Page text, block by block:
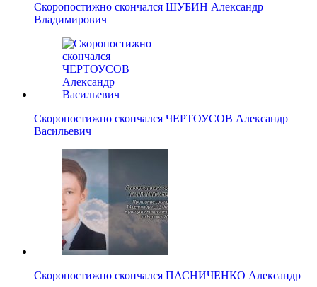
Скоропостижно скончался ШУБИН Александр
Владимирович
Скоропостижно скончался ЧЕРТОУСОВ Александр
Васильевич
Скоропостижно скончался ПАСНИЧЕНКО Александр